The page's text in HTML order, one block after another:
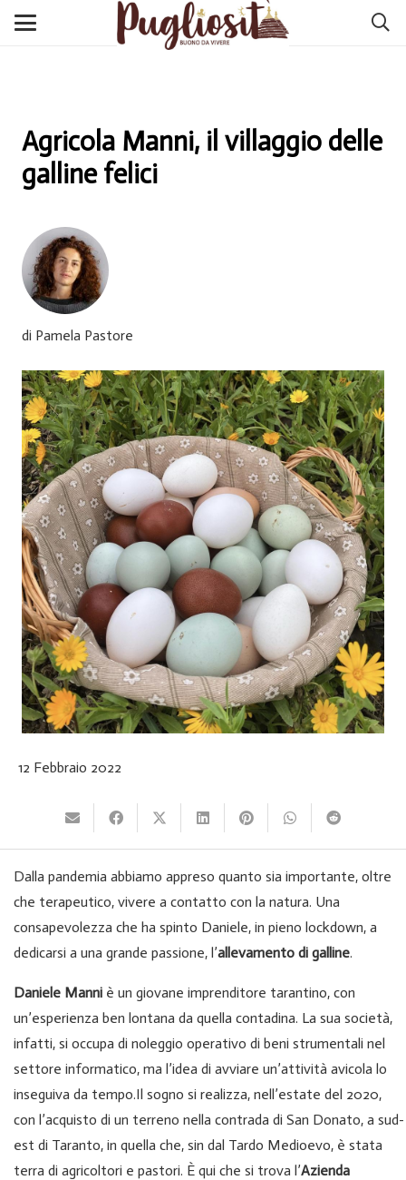
Agricola Manni, il villaggio delle
galline felici
di Pamela Pastore
12 Febbraio 2022
Dalla pandemia abbiamo appreso quanto sia importante, oltre
che terapeutico, vivere a contatto con la natura. Una
consapevolezza che ha spinto Daniele, in pieno lockdown, a
dedicarsi a una grande passione, l’allevamento di galline.
Daniele Manni è un giovane imprenditore tarantino, con
un’esperienza ben lontana da quella contadina. La sua società,
infatti, si occupa di noleggio operativo di beni strumentali nel
settore informatico, ma l’idea di avviare un’attività avicola lo
inseguiva da tempo.Il sogno si realizza, nell’estate del 2020,
con l’acquisto di un terreno nella contrada di San Donato, a sud-
est di Taranto, in quella che, sin dal Tardo Medioevo, è stata
terra di agricoltori e pastori. È qui che si trova l’Azienda